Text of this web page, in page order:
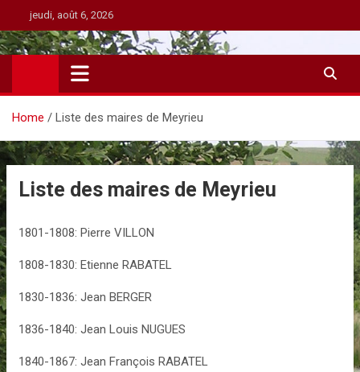
to
content
jeudi, août 6, 2026
Home Liste des maires de Meyrieu
Liste des maires de Meyrieu
1801-1808: Pierre VILLON
1808-1830: Etienne RABATEL
1830-1836: Jean BERGER
1836-1840: Jean Louis NUGUES
1840-1867: Jean François RABATEL